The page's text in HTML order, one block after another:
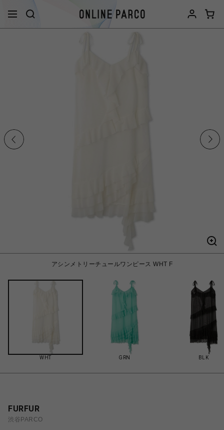
アシンメトリーチュールワンピース WHT F
WHT GRN BLK
FURFUR
渋谷PARCO